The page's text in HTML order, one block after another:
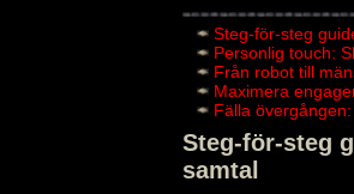
Steg-för-steg
Personlig touch:
Från robot till
Maximera
Fälla
Steg-för-steg
samtal